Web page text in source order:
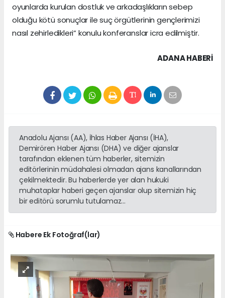
oyunlarda kurulan dostluk ve arkadaşlıkların sebep
olduğu kötü sonuçlar ile suç örgütlerinin gençlerimizi
nasıl zehirledikleri” konulu konferanslar icra edilmiştir.
ADANA HABERİ
Anadolu Ajansı (AA), İhlas Haber Ajansı (İHA),
Demirören Haber Ajansı (DHA) ve diğer ajanslar
tarafından eklenen tüm haberler, sitemizin
editörlerinin müdahalesi olmadan ajans kanallarından
çekilmektedir. Bu haberlerde yer alan hukuki
muhataplar haberi geçen ajanslar olup sitemizin hiç
bir editörü sorumlu tutulamaz...
Habere Ek Fotoğraf(lar)